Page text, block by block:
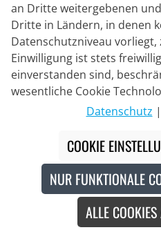
BIKE O' BELLO
Trikotjacke
129,95 €
Made in Europe
an Dritte weitergebenen
Dritte in Ländern, in denen
Datenschutzniveau vorliegt,
Einwilligung ist stets
einverstanden sind,
wesentliche Cookie
Datenschutz |
COOKIE
NUR FUNKTIONALE
ALLE